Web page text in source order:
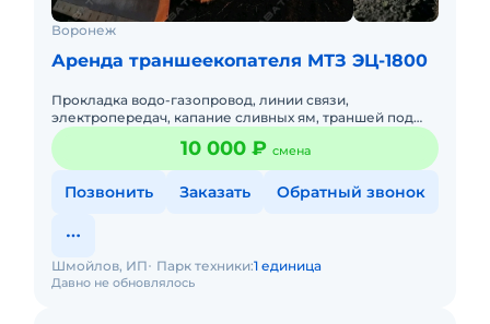
Воронеж
Аренда траншеекопателя МТЗ ЭЦ-1800
Прокладка водо-газопровод, линии связи,
электропередач, капание сливных ям, траншей под
канализацию и т.д. 2 единицы техники Наличный и
безналичный расчет. Низ
10 000 ₽ смена
Позвонить Заказать Обратный звонок
Давно не обновлялось
Шмойлов, ИП Парк техники:1 единица